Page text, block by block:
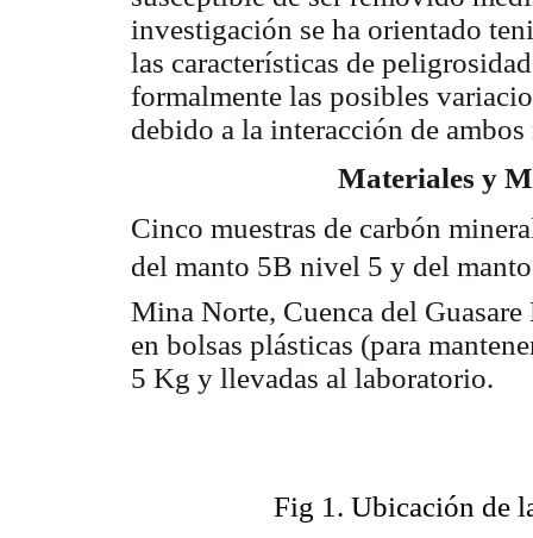
investigación se ha orientado
las características de
formalmente las posibles
debido a la interacción de
Materiales y
Cinco muestras de carbón
del manto 5B nivel 5 y del
Mina Norte, Cuenca del
en bolsas plásticas (para
5 Kg y llevadas al laboratorio.
Fig 1. Ubicación de